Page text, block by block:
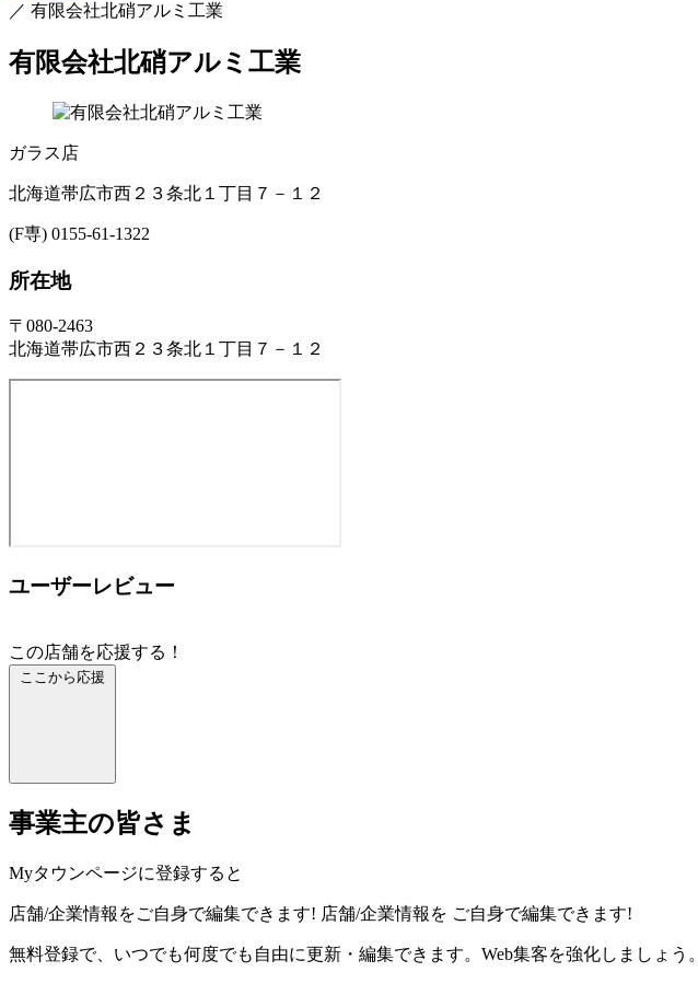
／ 有限会社北硝アルミ工業
有限会社北硝アルミ工業
ガラス店
北海道帯広市西２３条北１丁目７－１２
(F専) 0155-61-1322
所在地
〒080-2463
北海道帯広市西２３条北１丁目７－１２
ユーザーレビュー
この店舗を応援する！
ここから応援
事業主の皆さま
Myタウンページに登録すると
店舗/企業情報をご自身で編集できます! 店舗/企業情報を ご自身で編集できます!
無料登録で、いつでも何度でも自由に更新・編集できます。Web集客を強化しましょう。